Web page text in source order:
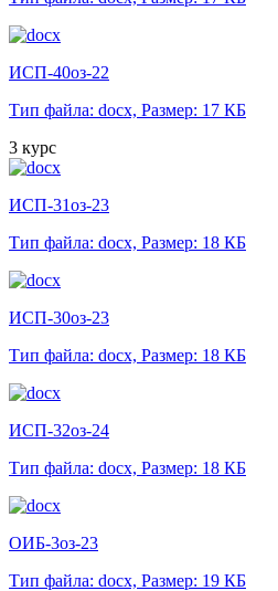
ИСП-40оз-22
Тип файла: docx, Размер: 17 КБ
3 курс
ИСП-31оз-23
Тип файла: docx, Размер: 18 КБ
ИСП-30оз-23
Тип файла: docx, Размер: 18 КБ
ИСП-32оз-24
Тип файла: docx, Размер: 18 КБ
ОИБ-3оз-23
Тип файла: docx, Размер: 19 КБ